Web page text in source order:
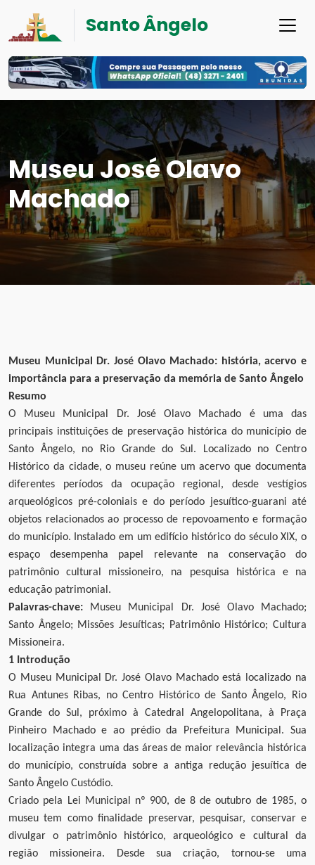
Santo Ângelo
Museu José Olavo
Machado
Museu Municipal Dr. José Olavo Machado: história, acervo e
importância para a preservação da memória de Santo Ângelo
Resumo
O Museu Municipal Dr. José Olavo Machado é uma das
principais instituições de preservação histórica do município de
Santo Ângelo, no Rio Grande do Sul. Localizado no Centro
Histórico da cidade, o museu reúne um acervo que documenta
diferentes períodos da ocupação regional, desde vestígios
arqueológicos pré-coloniais e do período jesuítico-guarani até
objetos relacionados ao processo de repovoamento e formação
do município. Instalado em um edifício histórico do século XIX, o
espaço desempenha papel relevante na conservação do
patrimônio cultural missioneiro, na pesquisa histórica e na
educação patrimonial.
Palavras-chave: Museu Municipal Dr. José Olavo Machado;
Santo Ângelo; Missões Jesuíticas; Patrimônio Histórico; Cultura
Missioneira.
1 Introdução
O Museu Municipal Dr. José Olavo Machado está localizado na
Rua Antunes Ribas, no Centro Histórico de Santo Ângelo, Rio
Grande do Sul, próximo à Catedral Angelopolitana, à Praça
Pinheiro Machado e ao prédio da Prefeitura Municipal. Sua
localização integra uma das áreas de maior relevância histórica
do município, construída sobre a antiga redução jesuítica de
Santo Ângelo Custódio.
Criado pela Lei Municipal nº 900, de 8 de outubro de 1985, o
museu tem como finalidade preservar, pesquisar, conservar e
divulgar o patrimônio histórico, arqueológico e cultural da
região missioneira. Desde sua criação, tornou-se uma